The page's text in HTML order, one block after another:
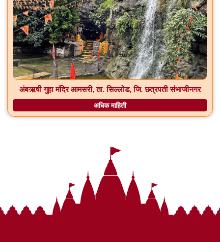
अंबऋषी गुहा मंदिर आमसरी, ता. सिल्लोड, जि. छत्रपती संभाजीनगर
अधिक माहिती